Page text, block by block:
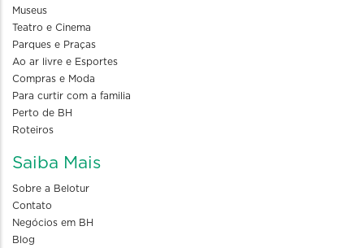
Museus
Teatro e Cinema
Parques e Praças
Ao ar livre e Esportes
Compras e Moda
Para curtir com a familia
Perto de BH
Roteiros
Saiba Mais
Sobre a Belotur
Contato
Negócios em BH
Blog